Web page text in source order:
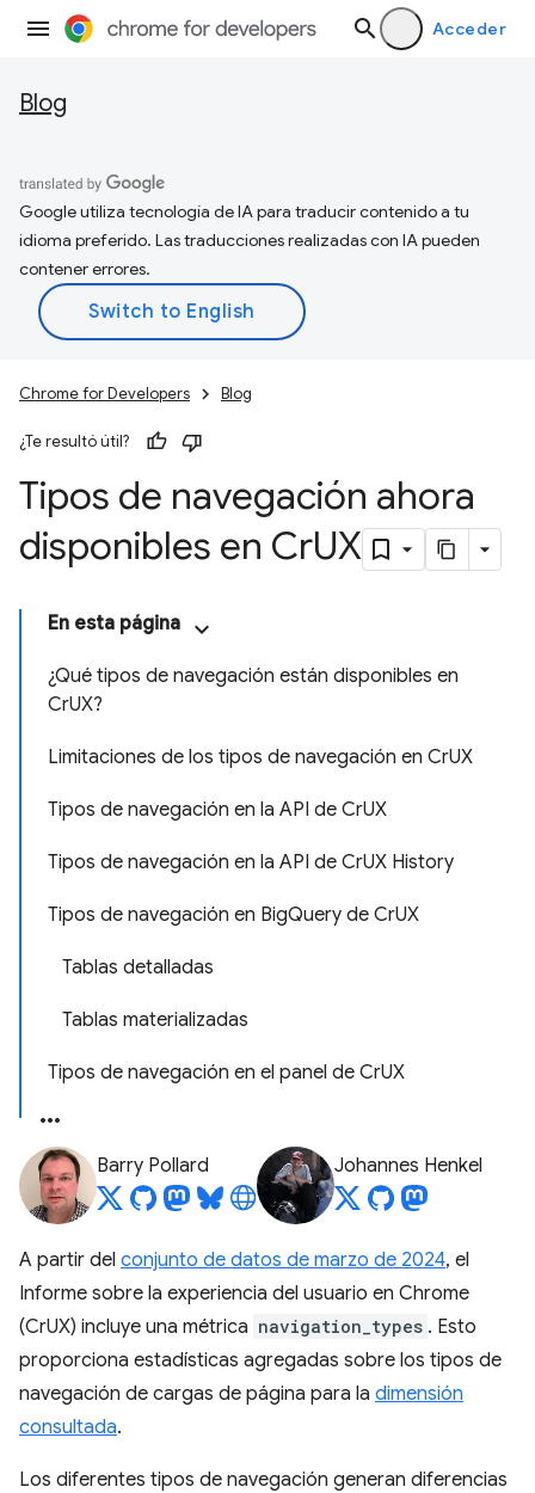
Acceder
Blog
Google utiliza tecnología de IA para traducir contenido a tu
idioma preferido. Las traducciones realizadas con IA pueden
contener errores.
Chrome for Developers Blog
¿Te resultó útil?
Tipos de navegación ahora
disponibles en CrUX
En esta página
¿Qué tipos de navegación están disponibles en
CrUX?
Limitaciones de los tipos de navegación en CrUX
Tipos de navegación en la API de CrUX
Tipos de navegación en la API de CrUX History
Tipos de navegación en BigQuery de CrUX
Tablas detalladas
Tablas materializadas
Tipos de navegación en el panel de CrUX
Barry Pollard Johannes Henkel
A partir del conjunto de datos de marzo de 2024, el
Informe sobre la experiencia del usuario en Chrome
(CrUX) incluye una métrica navigation_types . Esto
proporciona estadísticas agregadas sobre los tipos de
navegación de cargas de página para la dimensión
consultada.
Los diferentes tipos de navegación generan diferencias